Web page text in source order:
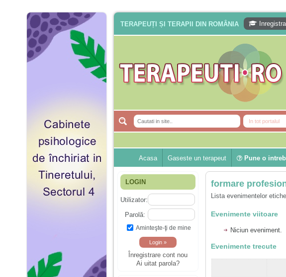
TERAPEUȚI ȘI TERAPII DIN ROMÂNIA
Acasa Gaseste un terapeut Pune o
LOGIN
Utilizator:
Parolă:
Aminteşte-ţi de mine
Înregistrare cont nou
Ai uitat parola?
formare
Lista evenimentelor
Evenimente viitoare
Niciun eveniment.
Evenimente trecute